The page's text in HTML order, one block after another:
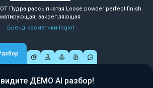
Пудра рассыпчатая Loose powder perfect finish
матирующая, закрепляющая
Бренд косметики Inglot
ДЕМО AI разбор!